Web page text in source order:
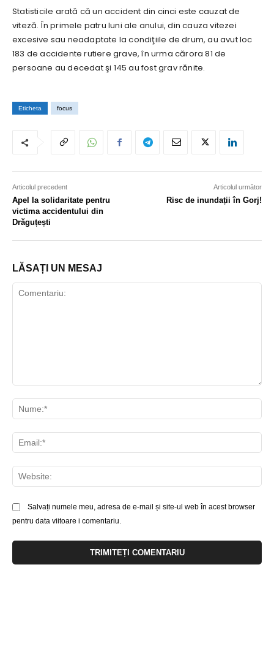
Statisticile arată că un accident din cinci este cauzat de
viteză. În primele patru luni ale anului, din cauza vitezei
excesive sau neadaptate la condiţiile de drum, au avut loc
183 de accidente rutiere grave, în urma cărora 81 de
persoane au decedat şi 145 au fost grav rănite.
Eticheta focus
Articolul precedent
Apel la solidaritate pentru
victima accidentului din
Drăguțești
Articolul următor
Risc de inundații în Gorj!
LĂSAȚI UN MESAJ
Salvați numele meu, adresa de e-mail și site-ul web în acest browser
pentru data viitoare i comentariu.